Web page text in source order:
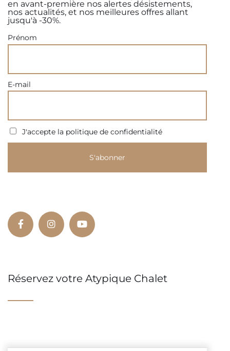
en avant-première nos alertes désistements,
nos actualités, et nos meilleures offres allant
jusqu'à -30%.
Prénom
E-mail
J'accepte la politique de confidentialité
Réservez votre Atypique Chalet